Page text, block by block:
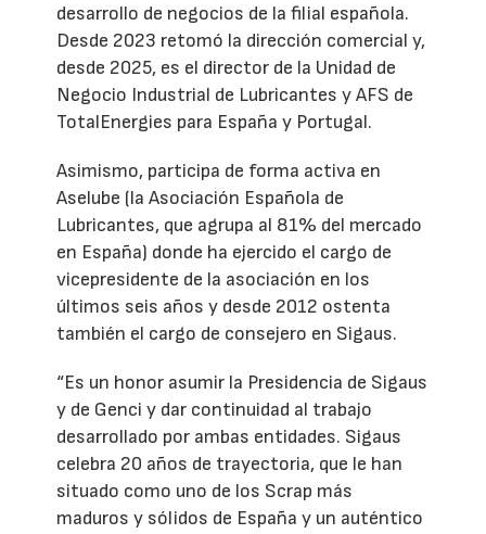
desarrollo de negocios de la filial española.
Desde 2023 retomó la dirección comercial y,
desde 2025, es el director de la Unidad de
Negocio Industrial de Lubricantes y AFS de
TotalEnergies para España y Portugal.
Asimismo, participa de forma activa en
Aselube (la Asociación Española de
Lubricantes, que agrupa al 81% del mercado
en España) donde ha ejercido el cargo de
vicepresidente de la asociación en los
últimos seis años y desde 2012 ostenta
también el cargo de consejero en Sigaus.
“Es un honor asumir la Presidencia de Sigaus
y de Genci y dar continuidad al trabajo
desarrollado por ambas entidades. Sigaus
celebra 20 años de trayectoria, que le han
situado como uno de los Scrap más
maduros y sólidos de España y un auténtico